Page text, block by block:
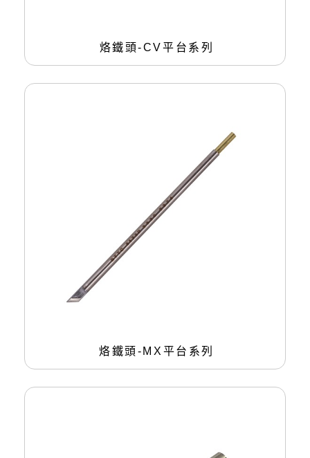
烙鐵頭-CV平台系列
烙鐵頭-MX平台系列